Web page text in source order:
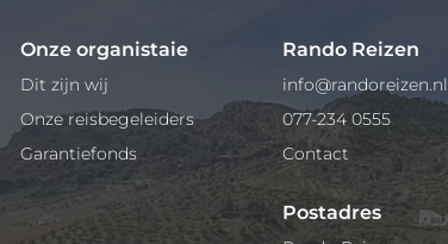
Onze organistaie
Dit zijn wij
Onze reisbegeleiders
Garantiefonds
Rando Reizen
info@randoreizen.nl
077-234 0555
Contact
Postadres